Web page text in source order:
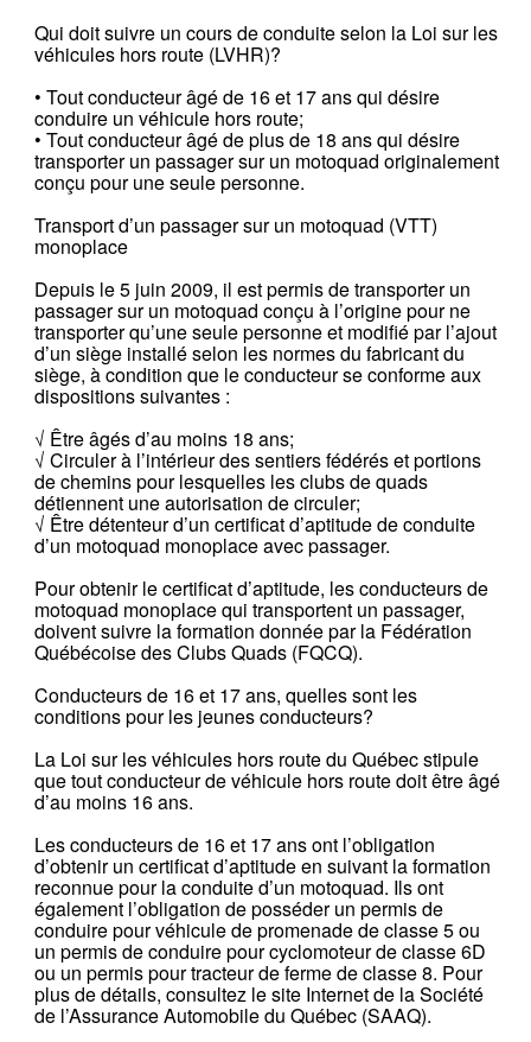
Qui doit suivre un cours de conduite selon la Loi sur les
véhicules hors route (LVHR)?
• Tout conducteur âgé de 16 et 17 ans qui désire
conduire un véhicule hors route;
• Tout conducteur âgé de plus de 18 ans qui désire
transporter un passager sur un motoquad originalement
conçu pour une seule personne.
Transport d’un passager sur un motoquad (VTT)
monoplace
Depuis le 5 juin 2009, il est permis de transporter un
passager sur un motoquad conçu à l’origine pour ne
transporter qu’une seule personne et modifié par l’ajout
d’un siège installé selon les normes du fabricant du
siège, à condition que le conducteur se conforme aux
dispositions suivantes :
√ Être âgés d’au moins 18 ans;
√ Circuler à l’intérieur des sentiers fédérés et portions
de chemins pour lesquelles les clubs de quads
détiennent une autorisation de circuler;
√ Être détenteur d’un certificat d’aptitude de conduite
d’un motoquad monoplace avec passager.
Pour obtenir le certificat d’aptitude, les conducteurs de
motoquad monoplace qui transportent un passager,
doivent suivre la formation donnée par la Fédération
Québécoise des Clubs Quads (FQCQ).
Conducteurs de 16 et 17 ans, quelles sont les
conditions pour les jeunes conducteurs?
La Loi sur les véhicules hors route du Québec stipule
que tout conducteur de véhicule hors route doit être âgé
d’au moins 16 ans.
Les conducteurs de 16 et 17 ans ont l’obligation
d’obtenir un certificat d’aptitude en suivant la formation
reconnue pour la conduite d’un motoquad. Ils ont
également l’obligation de posséder un permis de
conduire pour véhicule de promenade de classe 5 ou
un permis de conduire pour cyclomoteur de classe 6D
ou un permis pour tracteur de ferme de classe 8. Pour
plus de détails, consultez le site Internet de la Société
de l’Assurance Automobile du Québec (SAAQ).